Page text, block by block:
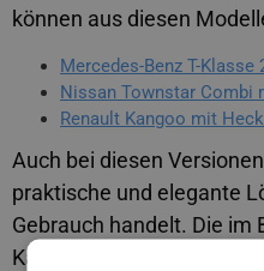
können aus diesen
Mercedes-Benz T-Klasse
Nissan Townstar Combi
Renault Kangoo mit
Auch bei diesen
praktische und elegante
Gebrauch handelt. Die im
Kamera bietet einen